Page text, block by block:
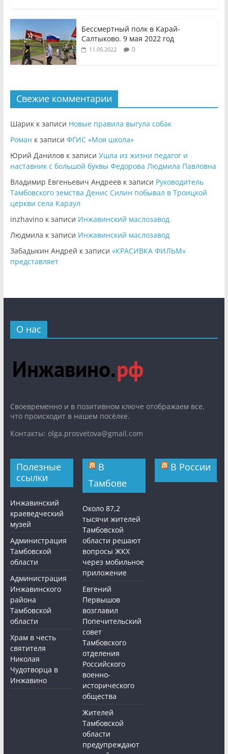
Бессмертный полк в Карай-
Салтыково. 9 мая 2022 год
11.05.2022 0
Свежие комментарии
Шарикк записи Новые правила выгула собак
Роман к записи ФГИС «Моя школа»
Юрий Даниловк записи Ушла из жизни педагог и
наставник с большой буквы Федорова Людмила Павловна
Владимир Евгеньевич Андреевк записи Руководитель
Тамбовского земства Денис Силин побывал в Троицкой
церкви села Караул
inzhavinoк записи Инжавинский маслозавод
Людмила к записи Инжавинский маслозавод
Забадыкин Андрей к записи «КРАСИВКА ФИЛЬМ»
представляет
О нас
Cвоевременно и в позитивном ключе отображаем все,
что происходит в нашем посёлке.
Контакты: olga.prosvetova@gmail.com
Полезные
ссылки
Инжавинский
краеведческий
музей
Администрация
Тамбовской
области
Администрация
Инжавинского
района
Тамбовской
области
Храм в честь
святителя
Николая
Чудотворца в
Инжавино
В
Тамбове
Около 87,2
тысячи жителей
Тамбовской
области решают
вопросы ЖКХ
через мобильное
приложение
Евгений
Первышов
возглавил
Попечительский
совет
Тамбовского
отделения
Российского
военно-
исторического
общества
Жителей
Тамбовской
области
предупреждают
В России